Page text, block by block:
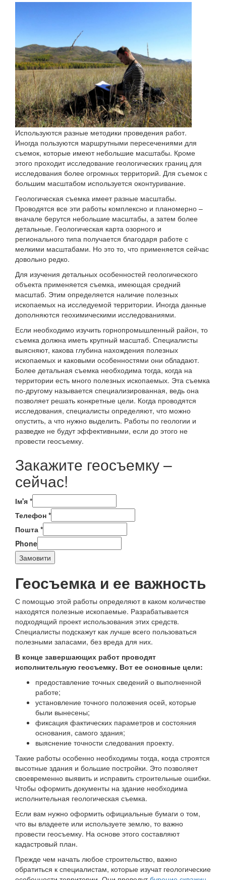
Используются разные методики проведения работ.
Иногда пользуются маршрутными пересечениями для
съемок, которые имеют небольшие масштабы. Кроме
этого проходит исследование геологических границ для
исследования более огромных территорий. Для съемок с
большим масштабом используется оконтуривание.
Геологическая съемка имеет разные масштабы.
Проводятся все эти работы комплексно и планомерно –
вначале берутся небольшие масштабы, а затем более
детальные. Геологическая карта озорного и
регионального типа получается благодаря работе с
мелкими масштабами. Но это то, что применяется сейчас
довольно редко.
Для изучения детальных особенностей геологического
объекта применяется съемка, имеющая средний
масштаб. Этим определяется наличие полезных
ископаемых на исследуемой территории. Иногда данные
дополняются геохимическими исследованиями.
Если необходимо изучить горнопромышленный район, то
съемка должна иметь крупный масштаб. Специалисты
выясняют, какова глубина нахождения полезных
ископаемых и каковыми особенностями они обладают.
Более детальная съемка необходима тогда, когда на
территории есть много полезных ископаемых. Эта съемка
по-другому называется специализированная, ведь она
позволяет решать конкретные цели. Когда проводятся
исследования, специалисты определяют, что можно
опустить, а что нужно выделить. Работы по геологии и
разведке не будут эффективными, если до этого не
провести геосъемку.
Закажите геосъемку –
сейчас!
Ім'я *
Телефон *
Пошта *
Phone
Замовити
Геосъемка и ее важность
С помощью этой работы определяют в каком количестве
находятся полезные ископаемые. Разрабатывается
подходящий проект использования этих средств.
Специалисты подскажут как лучше всего пользоваться
полезными запасами, без вреда для них.
В конце завершающих работ проводят
исполнительную геосъемку. Вот ее основные цели:
предоставление точных сведений о выполненной
работе;
установление точного положения осей, которые
были вынесены;
фиксация фактических параметров и состояния
основания, самого здания;
выяснение точности следования проекту.
Такие работы особенно необходимы тогда, когда строятся
высотные здания и большие постройки. Это позволяет
своевременно выявить и исправить строительные ошибки.
Чтобы оформить документы на здание необходима
исполнительная геологическая съемка.
Если вам нужно оформить официальные бумаги о том,
что вы владеете или используете землю, то важно
провести геосъемку. На основе этого составляют
кадастровый план.
Прежде чем начать любое строительство, важно
обратиться к специалистам, которые изучат геологические